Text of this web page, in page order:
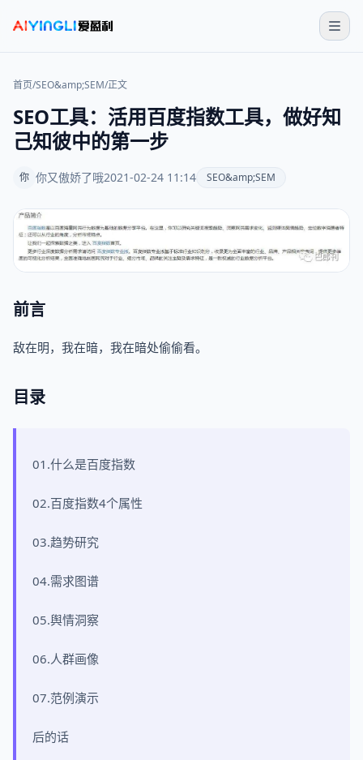
首页/SEO&amp;SEM/正文
SEO工具：活用百度指数工具，做好知
己知彼中的第一步
你 你又傲娇了哦2021-02-24 11:14 SEO&amp;SEM
前言
敌在明，我在暗，我在暗处偷偷看。
目录
01.什么是百度指数
02.百度指数4个属性
03.趋势研究
04.需求图谱
05.舆情洞察
06.人群画像
07.范例演示
后的话